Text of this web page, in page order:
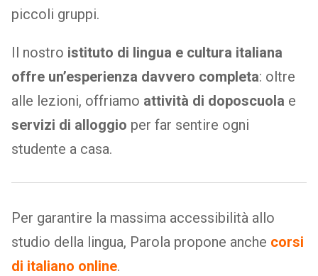
piccoli gruppi.
Il nostro istituto di lingua e cultura italiana
offre un’esperienza davvero completa: oltre
alle lezioni, offriamo attività di doposcuola e
servizi di alloggio per far sentire ogni
studente a casa.
Per garantire la massima accessibilità allo
studio della lingua, Parola propone anche corsi
di italiano online.